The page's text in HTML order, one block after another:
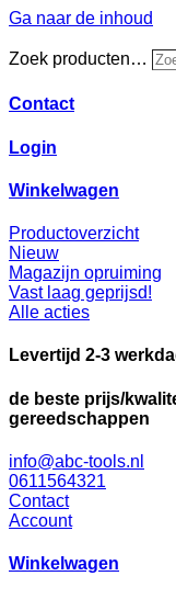
Ga naar de inhoud
Zoek producten…
Contact
Login
Winkelwagen
Productoverzicht
Nieuw
Magazijn opruiming
Vast laag geprijsd!
Alle acties
Levertijd 2-3
de beste prijs/
gereedschappen
info@abc-tools.nl
0611564321
Contact
Account
Winkelwagen